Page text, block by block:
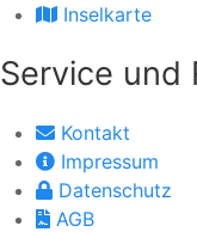
Inselkarte
Service und
Kontakt
Impressum
Datenschutz
AGB